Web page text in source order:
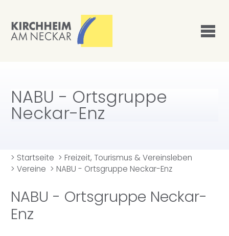
NABU - Ortsgruppe
Neckar-Enz
> Startseite > Freizeit, Tourismus & Vereinsleben
> Vereine > NABU - Ortsgruppe Neckar-Enz
NABU - Ortsgruppe Neckar-
Enz